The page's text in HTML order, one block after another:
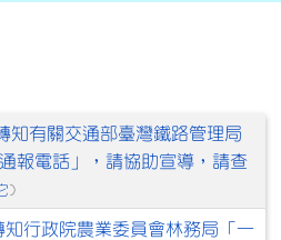
知有關交通部臺灣鐵路管理局
報電話」，請協助宣導，請查
)
知行政院農業委員會林務局「一